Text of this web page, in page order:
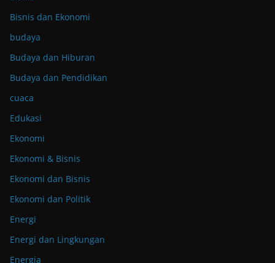
Bisnis dan Ekonomi
budaya
Budaya dan Hiburan
Budaya dan Pendidikan
cuaca
Edukasi
Ekonomi
Ekonomi & Bisnis
Ekonomi dan Bisnis
Ekonomi dan Politik
Energi
Energi dan Lingkungan
Energia